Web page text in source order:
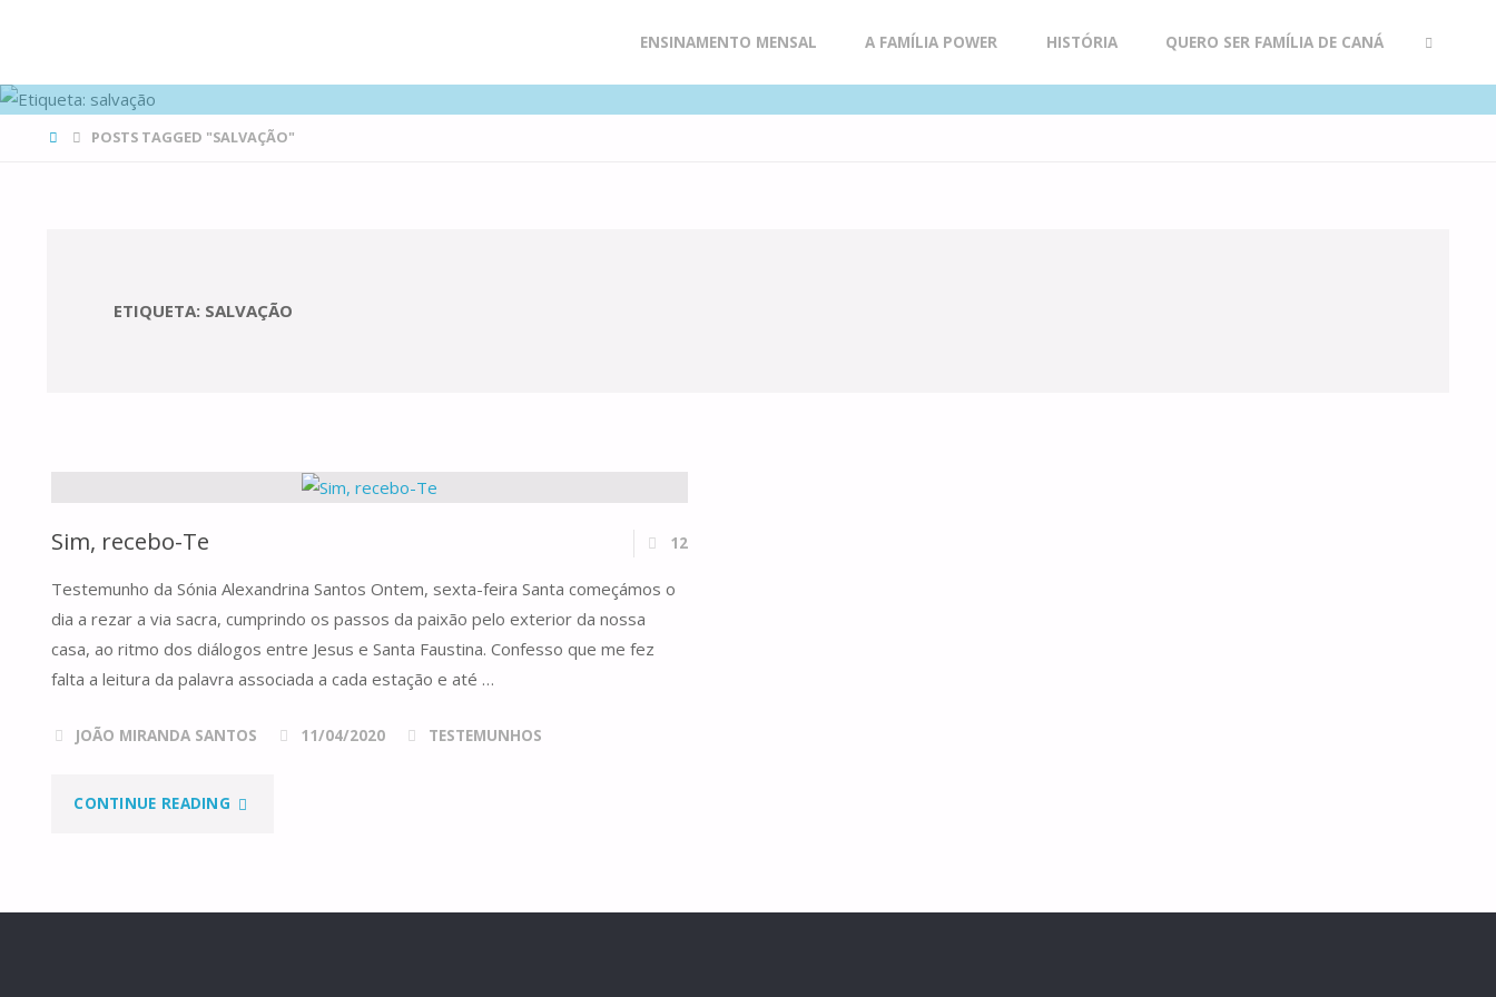
to
ENSINAMENTO MENSAL A FAMÍLIA POWER HISTÓRIA QUERO SER FAMÍLIA DE CANÁ
HOMEPOSTS TAGGED "SALVAÇÃO"
ETIQUETA: SALVAÇÃO
Sim, recebo-Te 12
Testemunho da Sónia Alexandrina Santos Ontem, sexta-feira Santa começámos o
dia a rezar a via sacra, cumprindo os passos da paixão pelo exterior da nossa
casa, ao ritmo dos diálogos entre Jesus e Santa Faustina. Confesso que me fez
falta a leitura da palavra associada a cada estação e até …
JOÃO MIRANDA SANTOS 11/04/2020 TESTEMUNHOS
CONTINUE READING "SIM,